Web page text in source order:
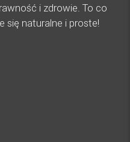
i zdrowie. To co
się naturalne i proste!